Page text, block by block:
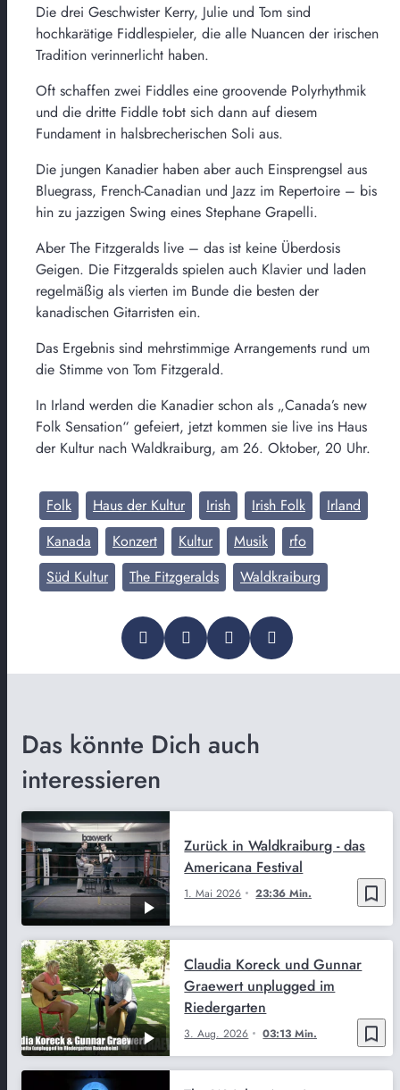
Die drei Geschwister Kerry, Julie und Tom sind
hochkarätige Fiddlespieler, die alle Nuancen der irischen
Tradition verinnerlicht haben.
Oft schaffen zwei Fiddles eine groovende Polyrhythmik
und die dritte Fiddle tobt sich dann auf diesem
Fundament in halsbrecherischen Soli aus.
Die jungen Kanadier haben aber auch Einsprengsel aus
Bluegrass, French-Canadian und Jazz im Repertoire – bis
hin zu jazzigen Swing eines Stephane Grapelli.
Aber The Fitzgeralds live – das ist keine Überdosis
Geigen. Die Fitzgeralds spielen auch Klavier und laden
regelmäßig als vierten im Bunde die besten der
kanadischen Gitarristen ein.
Das Ergebnis sind mehrstimmige Arrangements rund um
die Stimme von Tom Fitzgerald.
In Irland werden die Kanadier schon als „Canada’s new
Folk Sensation“ gefeiert, jetzt kommen sie live ins Haus
der Kultur nach Waldkraiburg, am 26. Oktober, 20 Uhr.
Folk Haus der Kultur Irish Irish Folk
Irland
Kanada
Konzert Kultur Musik
rfo
Süd Kultur
The Fitzgeralds Waldkraiburg
Das könnte Dich auch
interessieren
bookmark_border
1. Mai 2026 23:36 Min.
Zurück in Waldkraiburg - das
Americana Festival
bookmark_border
3. Aug. 2026 03:13 Min.
Claudia Koreck und Gunnar
Graewert unplugged im
Riedergarten